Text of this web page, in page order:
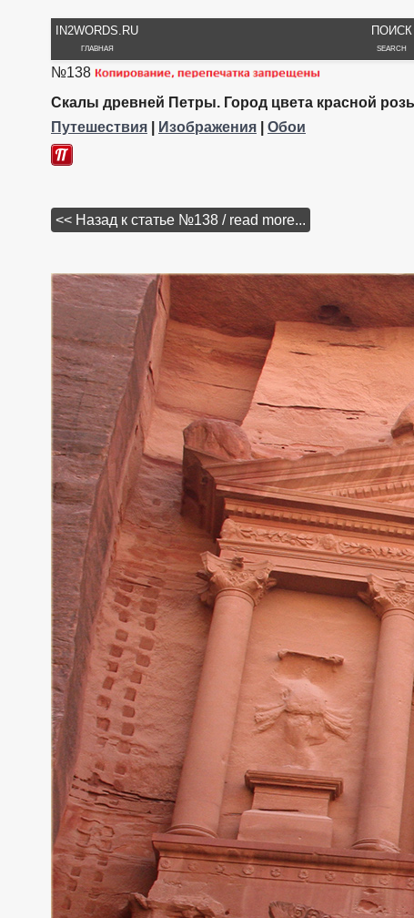
IN2WORDS.RU
ГЛАВНАЯ
ПОИСК
SEARCH
№138
Скалы древней Петры. Город цвета красной
Путешествия
Изображения Обои
<< Назад к статье №138 / read more...